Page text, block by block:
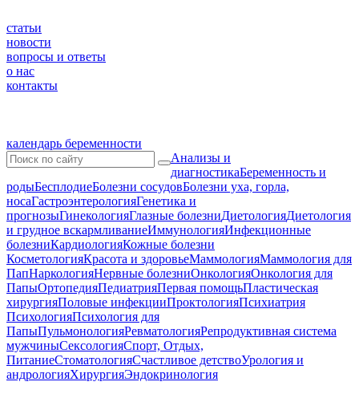
статьи
новости
вопросы и ответы
о нас
контакты
календарь беременности
Анализы и
диагностикаБеременность и
родыБесплодиеБолезни сосудовБолезни уха, горла,
носаГастроэнтерологияГенетика и
прогнозыГинекологияГлазные болезниДиетологияДиетология
и грудное вскармливаниеИммунологияИнфекционные
болезниКардиологияКожные болезни
КосметологияКрасота и здоровьеМаммологияМаммология для
ПапНаркологияНервные болезниОнкологияОнкология для
ПапыОртопедияПедиатрияПервая помощьПластическая
хирургияПоловые инфекцииПроктологияПсихиатрия
ПсихологияПсихология для
ПапыПульмонологияРевматологияРепродуктивная система
мужчиныСексологияСпорт, Отдых,
ПитаниеСтоматологияСчастливое детствоУрология и
андрологияХирургияЭндокринология